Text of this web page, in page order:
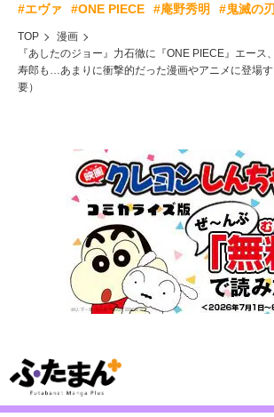
#エヴァ
#ONE PIECE #庵野秀明 #鬼滅の刃
TOP
漫画
『あしたのジョー』力石徹に『ONE PIECE』エース
寿郎も…あまりに衝撃的だった漫画やアニメに登場
要）